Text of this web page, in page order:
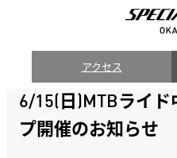
アクセス
6/15(日)MTBライド
プ開催のお知らせ